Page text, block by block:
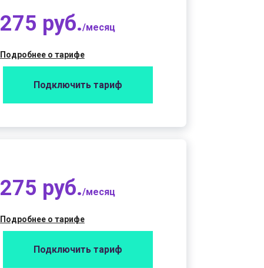
275 руб./месяц
Подробнее о тарифе
Подключить тариф
275 руб./месяц
Подробнее о тарифе
Подключить тариф